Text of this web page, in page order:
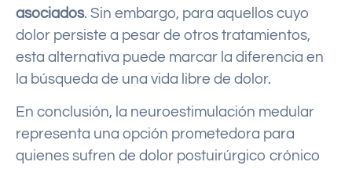
asociados. Sin embargo, para aquellos cuyo
dolor persiste a pesar de otros tratamientos,
esta alternativa puede marcar la diferencia en
la búsqueda de una vida libre de dolor.
En conclusión, la neuroestimulación medular
representa una opción prometedora para
quienes sufren de dolor postuirúrgico crónico